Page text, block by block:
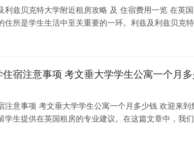
利兹贝克特大学附近租房攻略 及 住宿费用一览 在英
住所是学生生活中至关重要的一环。利兹及利兹贝克特
大）作为英国一所卓越的…
宿注意事项 考文垂大学学生公寓一个月
注意事项 考文垂大学学生公寓一个月多少钱 欢迎来到
学生提供在英国租房的专业建议。在这篇文章中，我们
大学住宿的注意事项，以…